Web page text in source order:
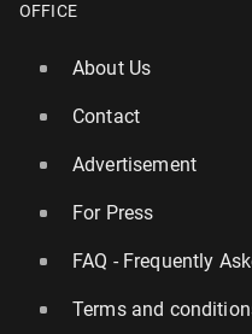
OFFICE
About Us
Contact
Advertisement
For Press
FAQ - Frequently
Terms and